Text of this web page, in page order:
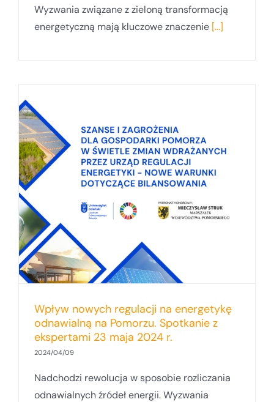
Wyzwania związane z zieloną transformacją
energetyczną mają kluczowe znaczenie [...]
Wpływ nowych regulacji na energetykę
odnawialną na Pomorzu. Spotkanie z
ekspertami 23 maja 2024 r.
2024/04/09
Nadchodzi rewolucja w sposobie rozliczania
odnawialnych źródeł energii. Wyzwania